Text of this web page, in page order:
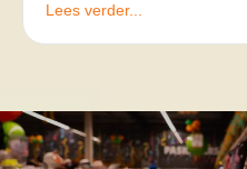
Lees verder...